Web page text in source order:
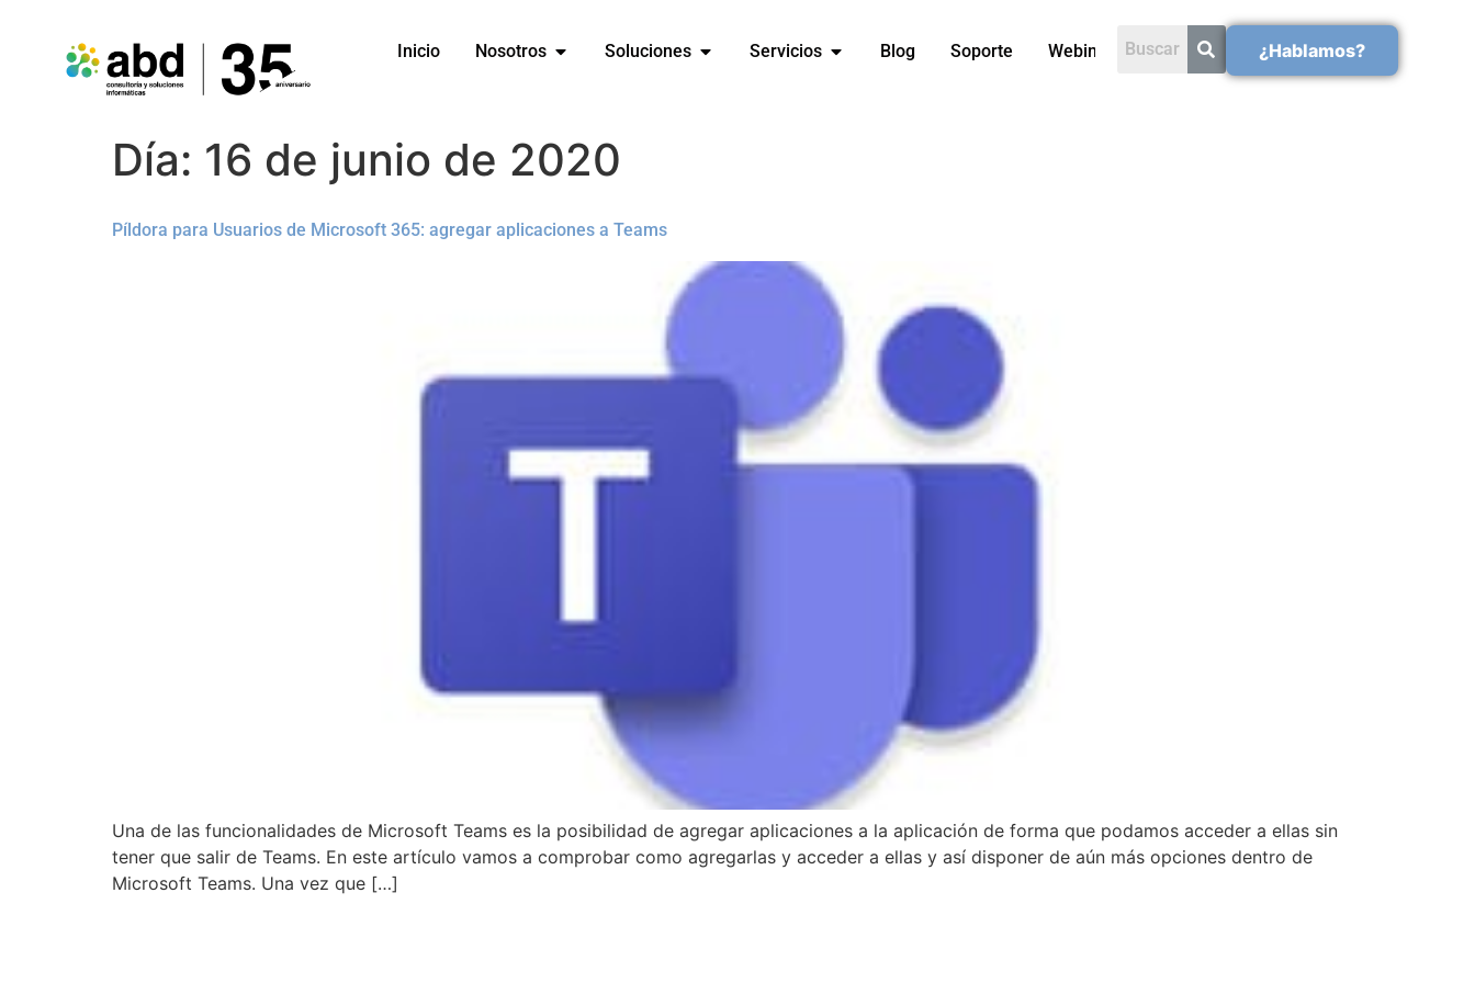
Inicio Nosotros Soluciones Servicios Blog Soporte Webinars ¿Hablamos?
Día: 16 de junio de 2020
Píldora para Usuarios de Microsoft 365: agregar aplicaciones a Teams
Una de las funcionalidades de Microsoft Teams es la posibilidad de agregar aplicaciones a la aplicación de forma que podamos acceder a ellas sin
tener que salir de Teams. En este artículo vamos a comprobar como agregarlas y acceder a ellas y así disponer de aún más opciones dentro de
Microsoft Teams. Una vez que […]